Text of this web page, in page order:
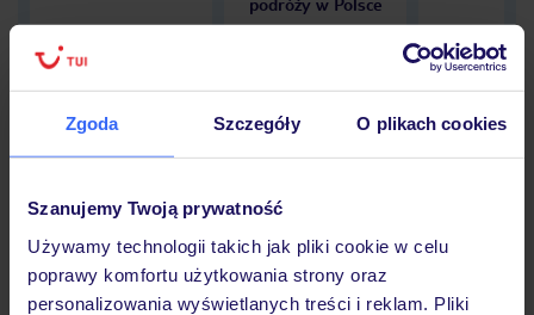
Zgoda Szczegóły O plikach cookies
Szanujemy Twoją prywatność
Używamy technologii takich jak pliki cookie w celu
poprawy komfortu użytkowania strony oraz
personalizowania wyświetlanych treści i reklam. Pliki
Hotel
Opinie